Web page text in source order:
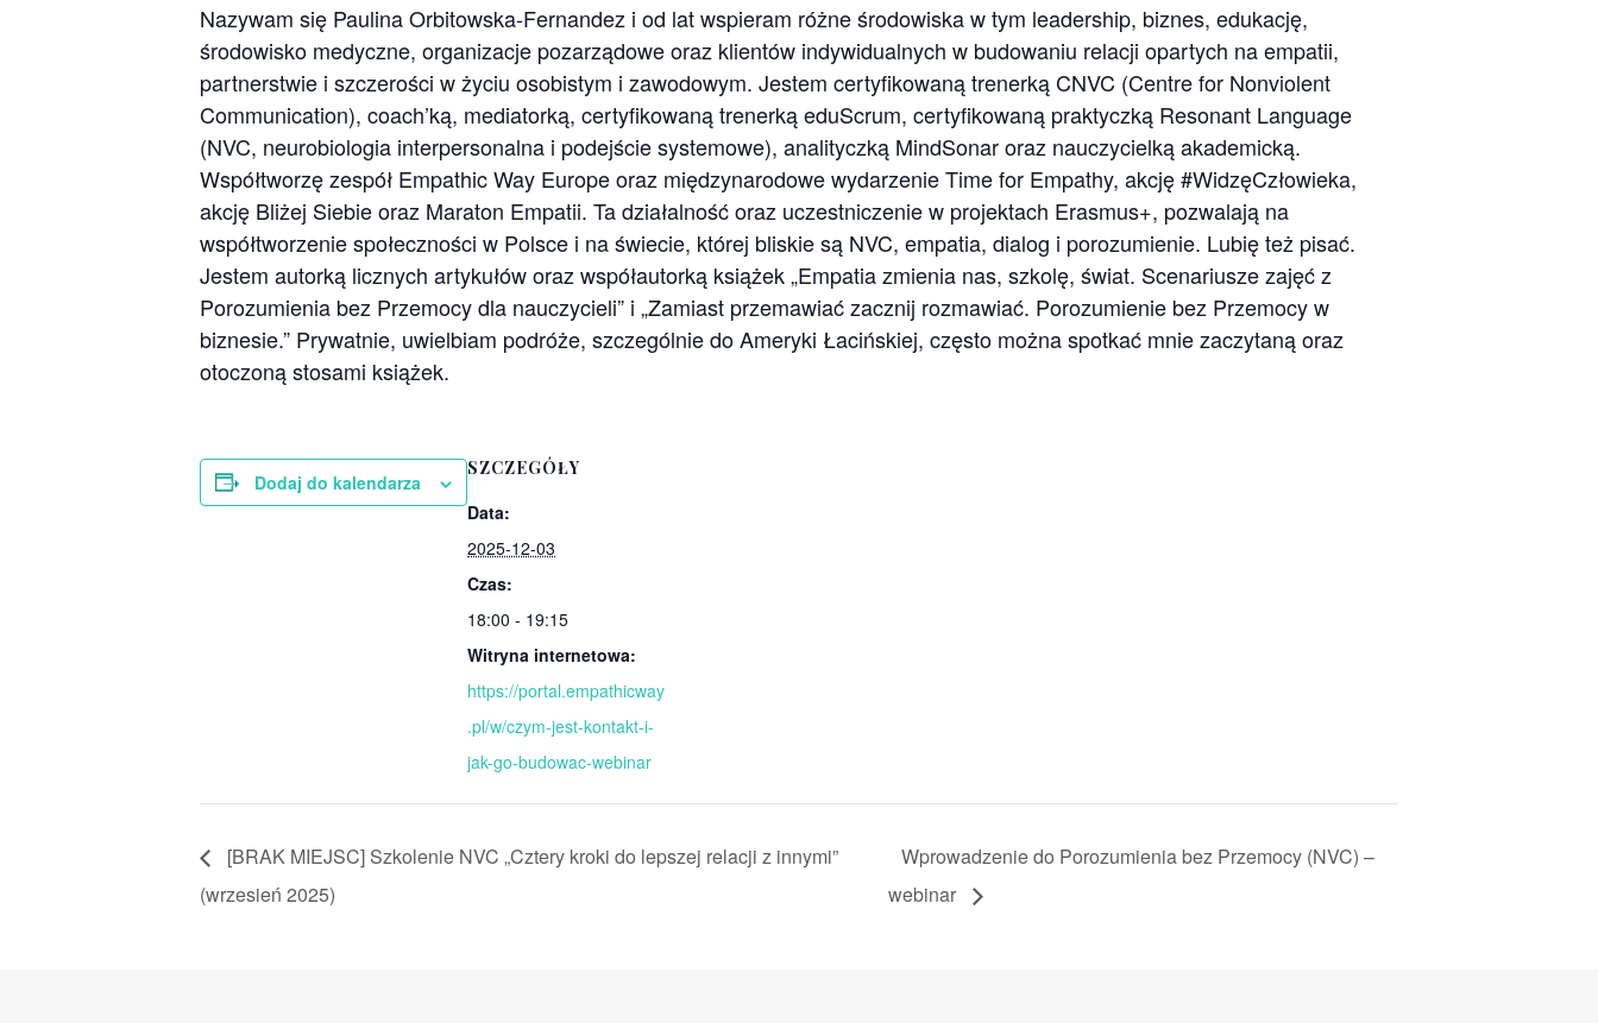
Nazywam się Paulina Orbitowska-Fernandez i od lat wspieram różne środowiska w tym leadership, biznes, edukację,
środowisko medyczne, organizacje pozarządowe oraz klientów indywidualnych w budowaniu relacji opartych na empatii,
partnerstwie i szczerości w życiu osobistym i zawodowym. Jestem certyfikowaną trenerką CNVC (Centre for Nonviolent
Communication), coach’ką, mediatorką, certyfikowaną trenerką eduScrum, certyfikowaną praktyczką Resonant Language
(NVC, neurobiologia interpersonalna i podejście systemowe), analityczką MindSonar oraz nauczycielką akademicką.
Współtworzę zespół Empathic Way Europe oraz międzynarodowe wydarzenie Time for Empathy, akcję #WidzęCzłowieka,
akcję Bliżej Siebie oraz Maraton Empatii. Ta działalność oraz uczestniczenie w projektach Erasmus+, pozwalają na
współtworzenie społeczności w Polsce i na świecie, której bliskie są NVC, empatia, dialog i porozumienie. Lubię też pisać.
Jestem autorką licznych artykułów oraz współautorką książek „Empatia zmienia nas, szkolę, świat. Scenariusze zajęć z
Porozumienia bez Przemocy dla nauczycieli” i „Zamiast przemawiać zacznij rozmawiać. Porozumienie bez Przemocy w
biznesie.” Prywatnie, uwielbiam podróże, szczególnie do Ameryki Łacińskiej, często można spotkać mnie zaczytaną oraz
otoczoną stosami książek.
Dodaj do kalendarza
SZCZEGÓŁY
Data:
2025-12-03
Czas:
18:00 - 19:15
Witryna internetowa:
https://portal.empathicway
.pl/w/czym-jest-kontakt-i-
jak-go-budowac-webinar
[BRAK MIEJSC] Szkolenie NVC „Cztery kroki do lepszej relacji z innymi”
(wrzesień 2025)
Wprowadzenie do Porozumienia bez Przemocy (NVC) –
webinar